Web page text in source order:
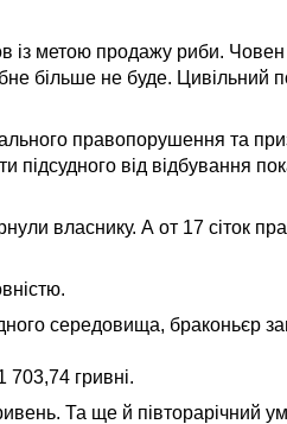
із метою продажу риби.
більше не буде. Цивільний
правопорушення та
підсудного від відбування
власнику. А от 17 сіток
середовища, браконьєр
703,74 гривні.
Та ще й півторарічний